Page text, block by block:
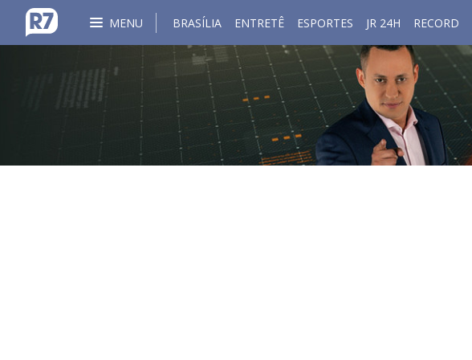
MENU BRASÍLIA ENTRETÊ ESPORTES JR 24H RECORD